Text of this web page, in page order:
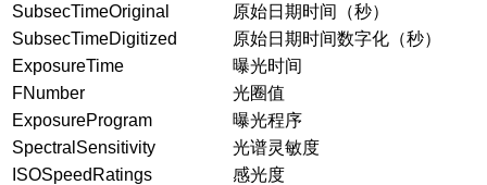
SubsecTimeOriginal
原始日期时间（秒）
SubsecTimeDigitized
原始日期时间数字化（秒）
ExposureTime
曝光时间
FNumber
光圈值
ExposureProgram
曝光程序
SpectralSensitivity
光谱灵敏度
ISOSpeedRatings
感光度